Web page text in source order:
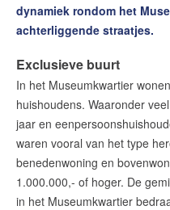
dynamiek rondom het
achterliggende straatjes.
Exclusieve buurt
In het Museumkwartier
huishoudens. Waaronder
jaar en
waren vooral van het type
benedenwoning en
1.000.000,- of hoger. De
in het Museumkwartier